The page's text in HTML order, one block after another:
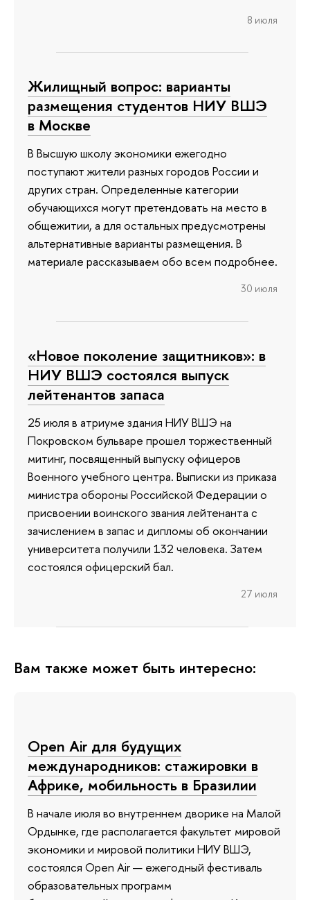
8 июля
Жилищный вопрос: варианты
размещения студентов НИУ ВШЭ
в Москве
В Высшую школу экономики ежегодно
поступают жители разных городов России и
других стран. Определенные категории
обучающихся могут претендовать на место в
общежитии, а для остальных предусмотрены
альтернативные варианты размещения. В
материале рассказываем обо всем подробнее.
30 июля
«Новое поколение защитников»: в
НИУ ВШЭ состоялся выпуск
лейтенантов запаса
25 июля в атриуме здания НИУ ВШЭ на
Покровском бульваре прошел торжественный
митинг, посвященный выпуску офицеров
Военного учебного центра. Выписки из приказа
министра обороны Российской Федерации о
присвоении воинского звания лейтенанта с
зачислением в запас и дипломы об окончании
университета получили 132 человека. Затем
состоялся офицерский бал.
27 июля
Вам также может быть интересно:
Open Air для будущих
международников: стажировки в
Африке, мобильность в Бразилии
В начале июля во внутреннем дворике на Малой
Ордынке, где располагается факультет мировой
экономики и мировой политики НИУ ВШЭ,
состоялся Open Air — ежегодный фестиваль
образовательных программ